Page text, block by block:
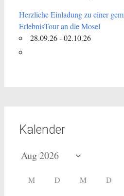
Herzliche Einladung zu einer
ErlebnisTour an die Mosel
28.09.26 - 02.10.26
Kalender
M D M D